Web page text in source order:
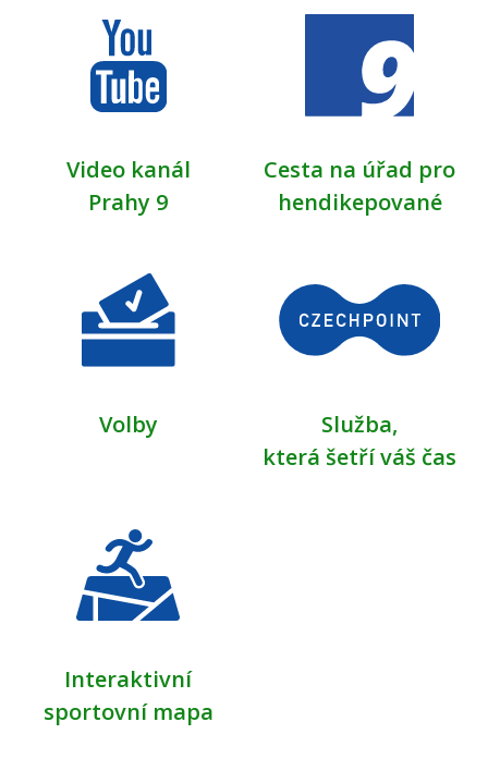
7. dubna 2026
úterý
Celý den
OTEVŘENÁ ŠKOLNÍ
8. dubna 2026
středa
čtvrtek
HŘIŠTĚ PRO VEŘEJNOST
Celý den
Celý den
HŘIŠTĚ PRO VEŘEJNOST
Video kanál
Prahy 9
Cesta na úřad pro
hendikepované
Volby
Služba,
která šetří váš čas
Interaktivní
sportovní mapa